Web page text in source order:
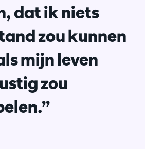
dat ik niets
zou kunnen
mijn leven
zou